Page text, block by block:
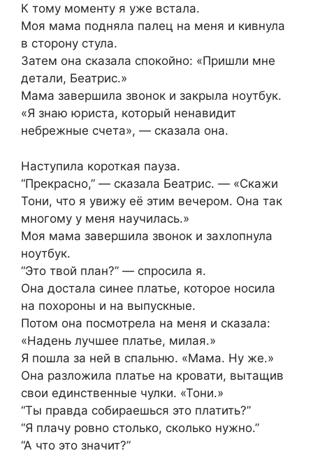
К тому моменту я уже встала.
Моя мама подняла палец на меня и кивнула
в сторону стула.
Затем она сказала спокойно: «Пришли мне
детали, Беатрис.»
Мама завершила звонок и закрыла ноутбук.
«Я знаю юриста, который ненавидит
небрежные счета», — сказала она.
Наступила короткая пауза.
“Прекрасно,” — сказала Беатрис. — «Скажи
Тони, что я увижу её этим вечером. Она так
многому у меня научилась.»
Моя мама завершила звонок и захлопнула
ноутбук.
“Это твой план?” — спросила я.
Она достала синее платье, которое носила
на похороны и на выпускные.
Потом она посмотрела на меня и сказала:
«Надень лучшее платье, милая.»
Я пошла за ней в спальню. «Мама. Ну же.»
Она разложила платье на кровати, вытащив
свои единственные чулки. «Тони.»
“Ты правда собираешься это платить?”
“Я плачу ровно столько, сколько нужно.”
“А что это значит?”